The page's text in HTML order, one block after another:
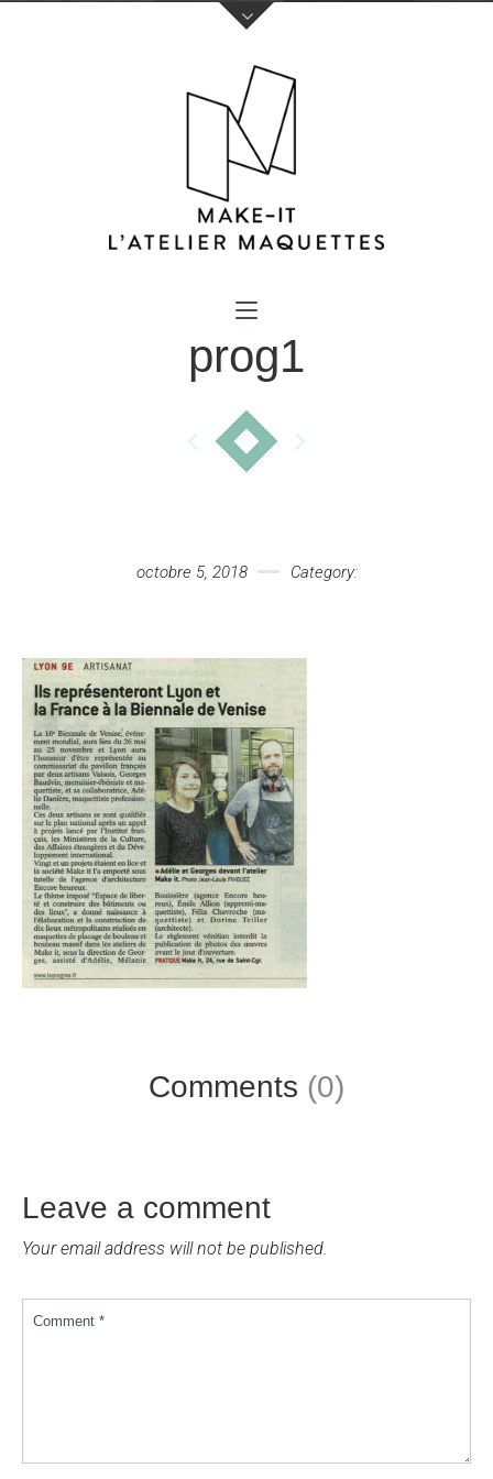
Votre nom (obligatoire)
Votre e-mail (obligatoire)prog1
octobre 5, 2018 Category:
Comments (0)
Leave a comment
Your email address will not be published.
Comment *